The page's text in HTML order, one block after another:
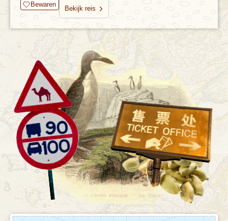
Bewaren
Bekijk reis